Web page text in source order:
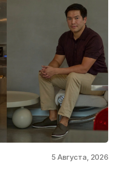
5 Августа, 2026